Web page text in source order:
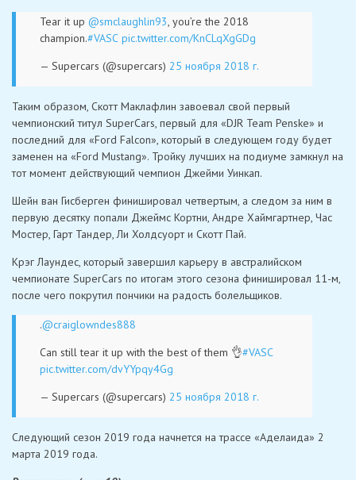
Tear it up @smclaughlin93, you’re the 2018
champion.#VASC pic.twitter.com/KnCLqXgGDg
— Supercars (@supercars) 25 ноября 2018 г.
Таким образом, Скотт Маклафлин завоевал свой первый
чемпионский титул SuperCars, первый для «DJR Team Penske» и
последний для «Ford Falcon», который в следующем году будет
заменен на «Ford Mustang». Тройку лучших на подиуме замкнул на
тот момент действующий чемпион Джейми Уинкап.
Шейн ван Гисберген финишировал четвертым, а следом за ним в
первую десятку попали Джеймс Кортни, Андре Хаймгартнер, Час
Мостер, Гарт Тандер, Ли Холдсуорт и Скотт Пай.
Крэг Лаундес, который завершил карьеру в австралийском
чемпионате SuperCars по итогам этого сезона финишировал 11-м,
после чего покрутил пончики на радость болельщиков.
.@craiglowndes888
Can still tear it up with the best of them 👌#VASC
pic.twitter.com/dvYYpqy4Gg
— Supercars (@supercars) 25 ноября 2018 г.
Следующий сезон 2019 года начнется на трассе «Аделаида» 2
марта 2019 года.